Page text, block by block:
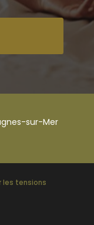
sur-Mer
les tensions